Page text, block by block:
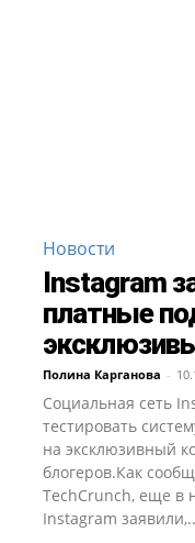
Новости
Instagram
платные
Полина Карганова -
Социальная сеть
тестировать
на эксклюзивный
блогеров.Как
TechCrunch, еще в
Instagram